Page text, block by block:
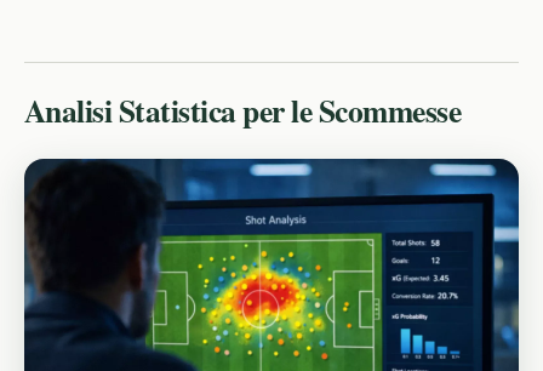
Analisi Statistica per le Scommesse